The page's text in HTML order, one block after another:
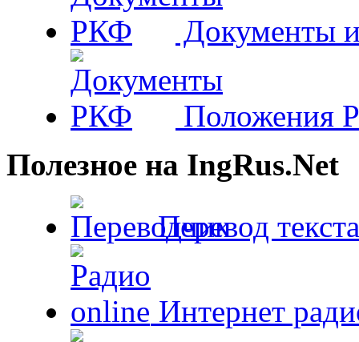
Документы
Положения
Полезное на IngRus.Net
Перевод
Интернет